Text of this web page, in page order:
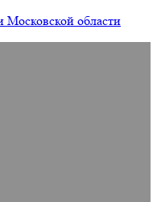
области